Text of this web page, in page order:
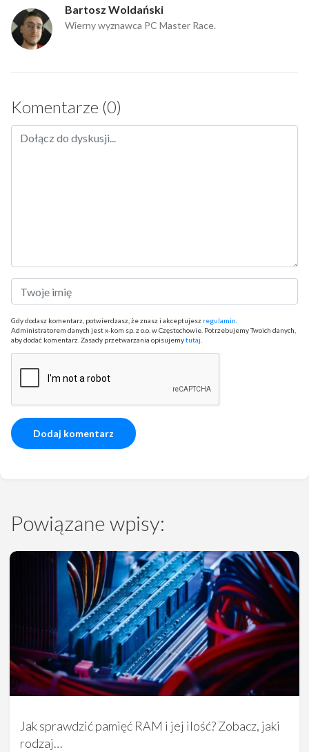
Bartosz Woldański
Wierny wyznawca PC Master Race.
Komentarze (0)
Gdy dodasz komentarz, potwierdzasz, że znasz i akceptujesz regulamin
Administratorem danych jest x-kom sp. z o.o. w Częstochowie. Potrzebujemy Twoich danych,
aby dodać komentarz. Zasady przetwarzania opisujemytutaj
Powiązane wpisy:
Jak sprawdzić pamięć RAM i jej ilość? Zobacz, jaki
rodzaj…